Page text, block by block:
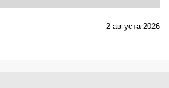
2 августа 2026